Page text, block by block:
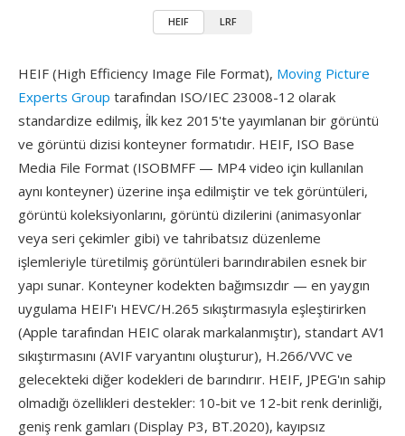
HEIF LRF
HEIF (High Efficiency Image File Format), Moving Picture
Experts Group tarafından ISO/IEC 23008-12 olarak
standardize edilmiş, i̇lk kez 2015'te yayımlanan bir görüntü
ve görüntü dizisi konteyner formatıdır. HEIF, ISO Base
Media File Format (ISOBMFF — MP4 video için kullanılan
aynı konteyner) üzerine inşa edilmiştir ve tek görüntüleri,
görüntü koleksiyonlarını, görüntü dizilerini (animasyonlar
veya seri çekimler gibi) ve tahribatsız düzenleme
işlemleriyle türetilmiş görüntüleri barındırabilen esnek bir
yapı sunar. Konteyner kodekten bağımsızdır — en yaygın
uygulama HEIF'ı HEVC/H.265 sıkıştırmasıyla eşleştirirken
(Apple tarafından HEIC olarak markalanmıştır), standart AV1
sıkıştırmasını (AVIF varyantını oluşturur), H.266/VVC ve
gelecekteki diğer kodekleri de barındırır. HEIF, JPEG'ın sahip
olmadığı özellikleri destekler: 10-bit ve 12-bit renk derinliği,
geniş renk gamları (Display P3, BT.2020), kayıpsız